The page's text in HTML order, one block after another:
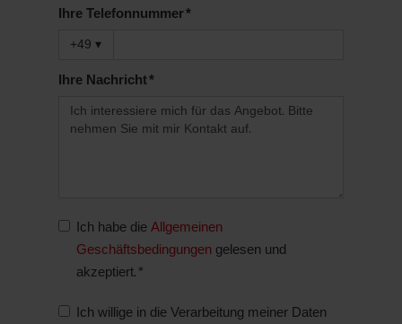
Ihre Telefonnummer *
+49 ▾
Ihre Nachricht *
Ich habe die Allgemeinen
Geschäftsbedingungen gelesen und
akzeptiert. *
Ich willige in die Verarbeitung meiner Daten